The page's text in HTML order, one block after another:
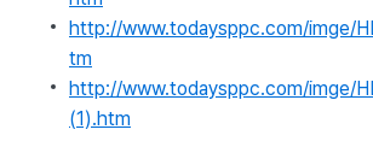
http://www.todaysppc.com/imge/
tm
http://www.todaysppc.com/imge/
(1).htm